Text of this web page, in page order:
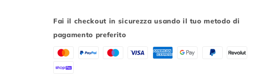
16&quot;
16&quot;
Fai il checkout in sicurezza usando il tuo metodo di
pagamento preferito